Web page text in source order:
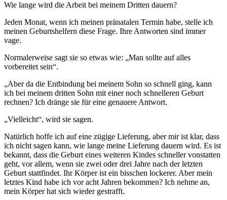
Wie lange wird die Arbeit bei meinem Dritten dauern?
Jeden Monat, wenn ich meinen pränatalen Termin habe, stelle ich
meinen Geburtshelfern diese Frage. Ihre Antworten sind immer
vage.
Normalerweise sagt sie so etwas wie: „Man sollte auf alles
vorbereitet sein“.
„Aber da die Entbindung bei meinem Sohn so schnell ging, kann
ich bei meinem dritten Sohn mit einer noch schnelleren Geburt
rechnen? Ich dränge sie für eine genauere Antwort.
„Vielleicht“, wird sie sagen.
Natürlich hoffe ich auf eine zügige Lieferung, aber mir ist klar, dass
ich nicht sagen kann, wie lange meine Lieferung dauern wird. Es ist
bekannt, dass die Geburt eines weiteren Kindes schneller vonstatten
geht, vor allem, wenn sie zwei oder drei Jahre nach der letzten
Geburt stattfindet. Ihr Körper ist ein bisschen lockerer. Aber mein
letztes Kind habe ich vor acht Jahren bekommen? Ich nehme an,
mein Körper hat sich wieder gestrafft.